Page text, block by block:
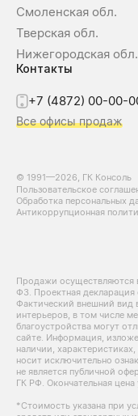
Смоленская обл.
Тверская обл.
Нижегородская обл.
Контакты
+7 (4872) 00-00-
Все офисы продаж
© 1991—2026, ГК Консоль
Пользовательское
Обработка персональных
Антикоррупционная
Продажи осуществляются
Ф3. Проектная
Фактический внешний вид
интерьеров, в том числе
благоустройства могут
сайте. Информация,
наличии,
носит исключительно
не является публичной
ГК РФ. Окончательная цена
*Стоимость указана при